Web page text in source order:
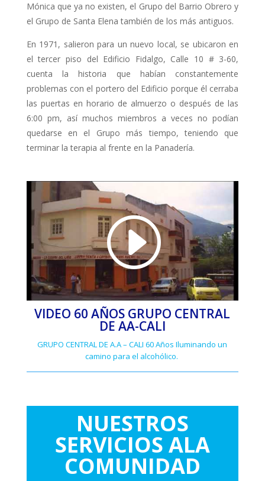
Mónica que ya no existen, el Grupo del Barrio Obrero y
el Grupo de Santa Elena también de los más antiguos.
En 1971, salieron para un nuevo local, se ubicaron en
el tercer piso del Edificio Fidalgo, Calle 10 # 3-60,
cuenta la historia que habían constantemente
problemas con el portero del Edificio porque él cerraba
las puertas en horario de almuerzo o después de las
6:00 pm, así muchos miembros a veces no podían
quedarse en el Grupo más tiempo, teniendo que
terminar la terapia al frente en la Panadería.
VIDEO 60 AÑOS GRUPO CENTRAL
DE AA-CALI
GRUPO CENTRAL DE A.A – CALI 60 Años Iluminando un
camino para el alcohólico.
NUESTROS
SERVICIOS ALA
COMUNIDAD